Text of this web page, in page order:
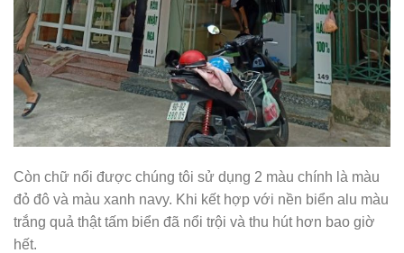
Còn chữ nổi được chúng tôi sử dụng 2 màu chính là màu
đỏ đô và màu xanh navy. Khi kết hợp với nền biển alu màu
trắng quả thật tấm biển đã nổi trội và thu hút hơn bao giờ
hết.